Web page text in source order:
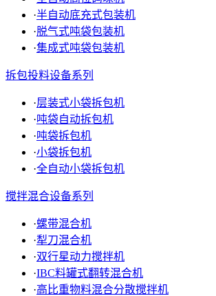
·半自动底充式包装机
·脱气式吨袋包装机
·集成式吨袋包装机
拆包投料设备系列
·层装式小袋拆包机
·吨袋自动拆包机
·吨袋拆包机
·小袋拆包机
·全自动小袋拆包机
搅拌混合设备系列
·螺带混合机
·犁刀混合机
·双行星动力搅拌机
·IBC料罐式翻转混合机
·高比重物料混合分散搅拌机